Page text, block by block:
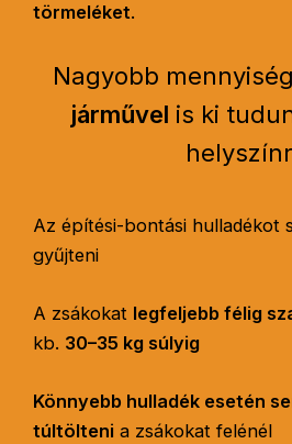
törmeléket.
Nagyobb
járművel is ki
Az építési-bontási hulladékot
gyűjteni
A zsákokat legfeljebb félig
kb. 30–35 kg súlyig
Könnyebb hulladék esetén
túltölteni a zsákokat felénél